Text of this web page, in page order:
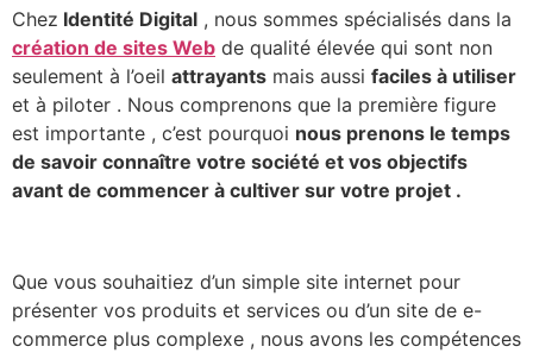
Chez Identité Digital , nous sommes spécialisés dans la
création de sites Web de qualité élevée qui sont non
seulement à l’oeil attrayants mais aussi faciles à utiliser
et à piloter . Nous comprenons que la première figure
est importante , c’est pourquoi nous prenons le temps
de savoir connaître votre société et vos objectifs
avant de commencer à cultiver sur votre projet .
Que vous souhaitiez d’un simple site internet pour
présenter vos produits et services ou d’un site de e-
commerce plus complexe , nous avons les compétences